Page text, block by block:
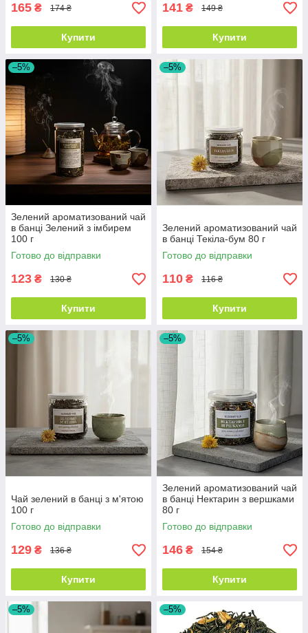
165 ₴ 174 ₴
Купити
141 ₴ 149 ₴
Купити
–5%
Зелений ароматизований чай
в банці Зелений з імбирем
100 г
Готово до відправки
123 ₴ 130 ₴
Купити
–5%
Зелений ароматизований чай
в банці Текіла-бум 80 г
Готово до відправки
110 ₴ 116 ₴
Купити
–5%
Чай зелений в банці з м'ятою
100 г
Готово до відправки
129 ₴ 136 ₴
Купити
–5%
Зелений ароматизований чай
в банці Нектарин з вершками
80 г
Готово до відправки
146 ₴ 154 ₴
Купити
–5% –5%